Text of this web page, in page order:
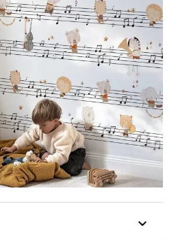
Papier peint jungle
beige
À partir
de
29,90€